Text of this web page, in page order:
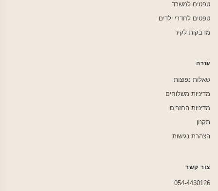
טפטים למשרד
טפטים לחדרי ילדים
מדבקות לקיר
עזרה
שאלות נפוצות
מדיניות משלוחים
מדיניות החזרים
תקנון
הצהרת נגישות
צור קשר
054-4430126